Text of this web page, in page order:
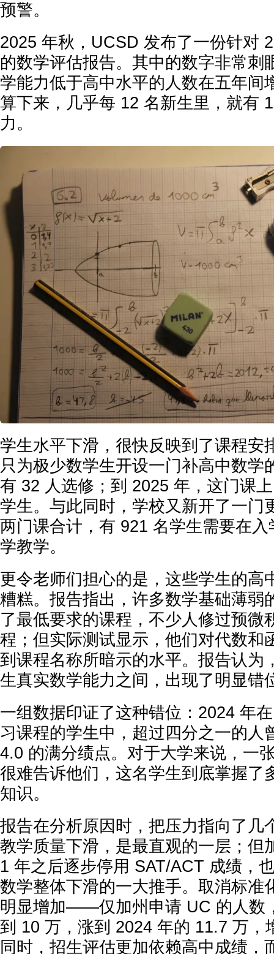
预警。
2025 年秋，UCSD 发布了一份针对
的数学评估报告。其中的数字非常刺
学能力低于高中水平的人数在五年间
算下来，几乎每 12 名新生里，就有
力。
学生水平下滑，很快反映到了课程安
只为极少数学生开设一门补高中数学
有 32 人选修；到 2025 年，这门课
学生。与此同时，学校又新开了一门
两门课合计，有 921 名学生需要在
学教学。
更令老师们担心的是，这些学生的高
糟糕。报告指出，许多数学基础薄弱
了最低要求的课程，不少人修过预微
程；但实际测试显示，他们对代数和
到课程名称所暗示的水平。报告认为
生真实数学能力之间，出现了明显错
一组数据印证了这种错位：2024 年
习课程的学生中，超过四分之一的人
4.0 的满分绩点。对于大学来说，一
很难告诉他们，这名学生到底掌握了
知识。
报告在分析原因时，把压力指向了几
教学质量下滑，是最直观的一层；但
1 年之后逐步停用 SAT/ACT 成绩，
数学整体下滑的一大推手。取消标准
明显增加——仅加州申请 UC 的人数
到 10 万，涨到 2024 年的 11.7 万，
同时，招生评估更加依赖高中成绩，